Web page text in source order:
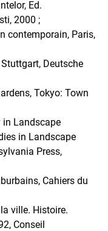
Ed.
2000 ;
contemporain, Paris,
Stuttgart, Deutsche
Tokyo: Town
in Landscape
in Landscape
Press,
Cahiers du
ville. Histoire.
Conseil